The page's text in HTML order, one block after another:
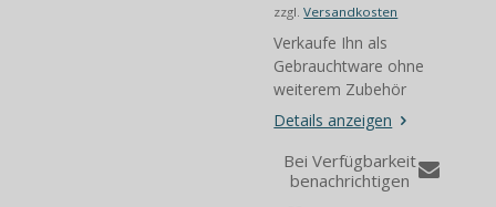
zzgl.Versandkosten
Verkaufe Ihn als
Gebrauchtware ohne
weiterem Zubehör
Details anzeigen
Bei Verfügbarkeit
benachrichtigen